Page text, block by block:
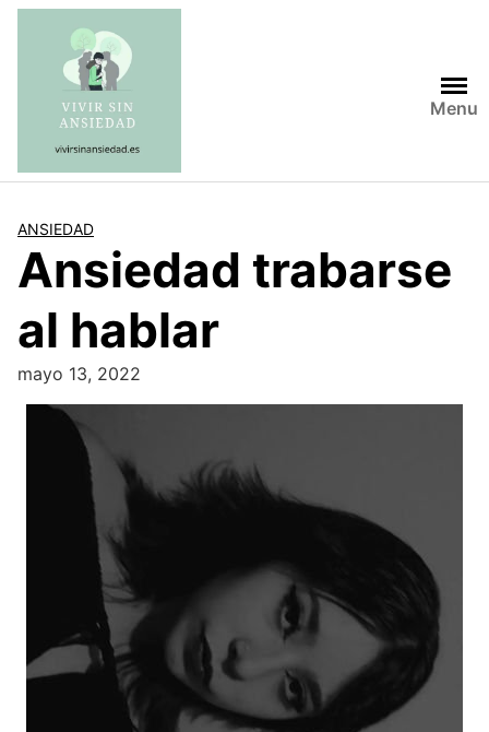
Saltar
contenido
Menu
ANSIEDAD
Ansiedad trabarse
al hablar
mayo 13, 2022